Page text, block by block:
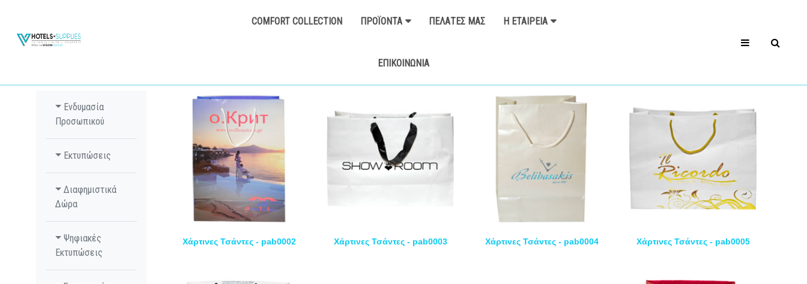
COMFORT COLLECTION ΠΡΟΪΌΝΤΑ ΠΕΛΆΤΕΣ ΜΑΣ Η ΕΤΑΙΡΕΊΑ
ΕΠΙΚΟΙΝΩΝΊΑ
Ενδυμασία
Προσωπικού
Εκτυπώσεις
Διαφημιστικά
Δώρα
Ψηφιακές
Εκτυπώσεις
Χάρτινες Τσάντες - pab0002 Χάρτινες Τσάντες - pab0003 Χάρτινες Τσάντες - pab0004 Χάρτινες Τσάντες - pab0005